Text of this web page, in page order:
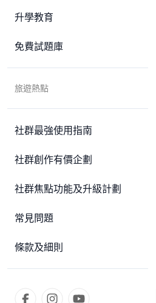
升學教育
免費試題庫
旅遊熱點
社群最強使用指南
社群創作有價企劃
社群焦點功能及升級計劃
常見問題
條款及細則